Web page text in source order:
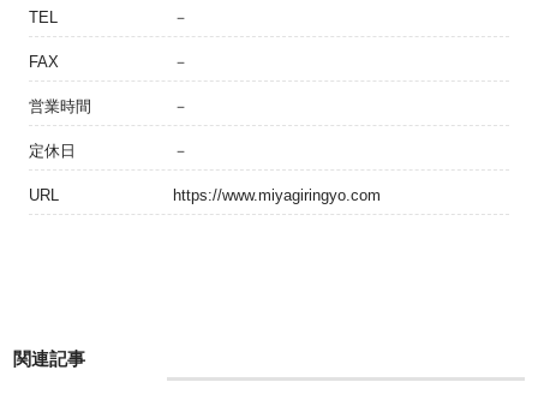
TEL －
FAX －
営業時間 －
定休日 －
URL https://www.miyagiringyo.com
関連記事